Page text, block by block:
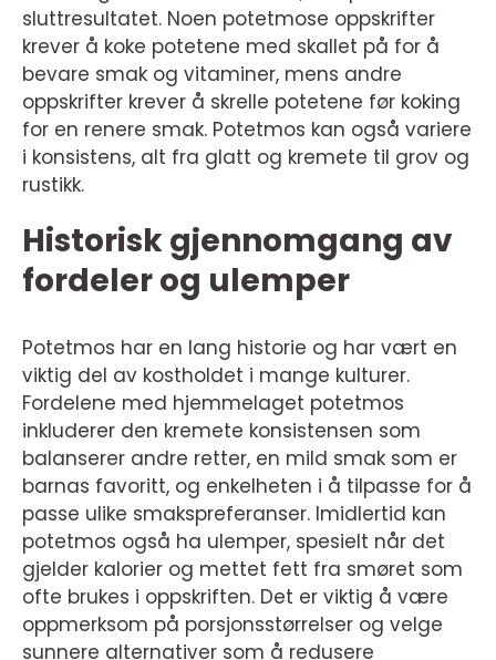
sluttresultatet. Noen potetmose oppskrifter
krever å koke potetene med skallet på for å
bevare smak og vitaminer, mens andre
oppskrifter krever å skrelle potetene før koking
for en renere smak. Potetmos kan også variere
i konsistens, alt fra glatt og kremete til grov og
rustikk.
Historisk gjennomgang av
fordeler og ulemper
Potetmos har en lang historie og har vært en
viktig del av kostholdet i mange kulturer.
Fordelene med hjemmelaget potetmos
inkluderer den kremete konsistensen som
balanserer andre retter, en mild smak som er
barnas favoritt, og enkelheten i å tilpasse for å
passe ulike smakspreferanser. Imidlertid kan
potetmos også ha ulemper, spesielt når det
gjelder kalorier og mettet fett fra smøret som
ofte brukes i oppskriften. Det er viktig å være
oppmerksom på porsjonsstørrelser og velge
sunnere alternativer som å redusere